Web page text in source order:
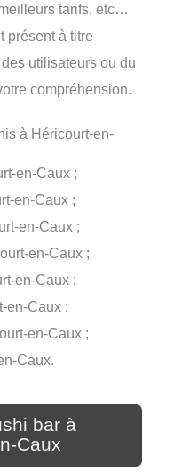
tarifs, etc…
présent à titre
utilisateurs ou du
compréhension.
à Héricourt-en-
en-Caux ;
en-Caux ;
en-Caux ;
en-Caux ;
en-Caux ;
en-Caux ;
en-Caux ;
Caux.
bar à
Caux